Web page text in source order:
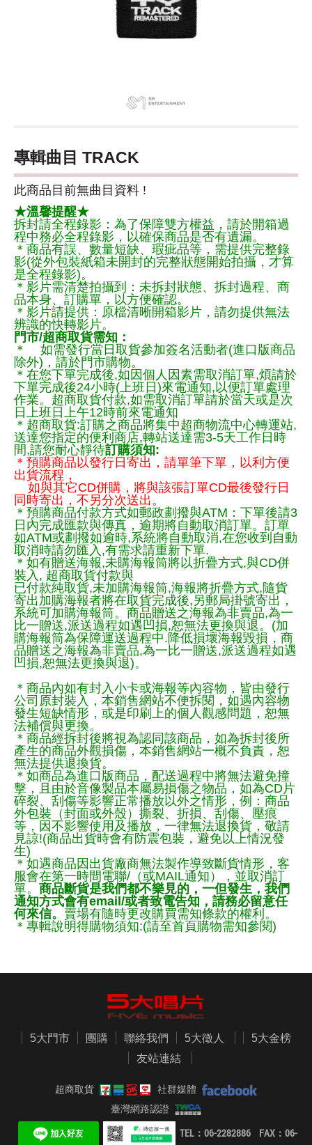
專輯曲目 TRACK
此商品目前無曲目資料 !
★溫馨提醒★
拆封請全程錄影：為了保障雙方權益，請於開箱過
程中務必全程錄影，以確保商品是否有遺漏。
＊商品有誤、數量短缺、瑕疵品等，需提供完整錄
影(從外包裝紙箱未開封的完整狀態開始拍攝，才算
是全程錄影)。
＊影片需清楚拍攝到：未拆封狀態、拆封過程、商
品本身、訂購單，以方便確認。
＊影片請提供：原檔清晰開箱影片，請勿提供無法
辨識的快轉影片。
門市/超商取貨需知：
＊ 如需發行當日取貨參加簽名活動者(進口版商品
除外)，請於門市購物。
＊在您下單完成後,如因個人因素需取消訂單,煩請於
下單完成後24小時(上班日)來電通知,以便訂單處理
作業。超商取貨付款,如需取消訂單請於當天或是次
日上班日上午12時前來電通知
＊超商取貨:訂購之商品將集中超商物流中心轉運站,
送達您指定的便利商店,轉站送達需3-5天工作日時
間,請您耐心靜待訂購須知:
＊預購商品以發行日寄出，請單筆下單，以利方便
出貨流程，
如與其它CD併購，將與該張訂單CD最後發行日
同時寄出，不另分次送出。
＊預購商品付款方式如郵政劃撥與ATM：下單後請3
日內完成匯款與傳真，逾期將自動取消訂單。訂單
如ATM或劃撥如逾時,系統將自動取消,在您收到自動
取消時請勿匯入,有需求請重新下單.
＊如有贈送海報,未購海報筒將以折疊方式,與CD併
裝入, 超商取貨付款與
已付款純取貨,未加購海報筒,海報將折疊方式,隨貨
寄出加購海報者將在取貨完成後,另郵局掛號寄出，
系統可加購海報筒。商品贈送之海報為非賣品,為一
比一贈送,派送過程如遇凹損,恕無法更換與退。(加
購海報筒為保障運送過程中.降低損壞海報毀損，商
品贈送之海報為非賣品,為一比一贈送,派送過程如遇
凹損,恕無法更換與退)。
＊商品內如有封入小卡或海報等內容物，皆由發行
公司原封裝入，本銷售網站不便拆閱，如遇內容物
發生短缺情形，或是印刷上的個人觀感問題，恕無
法補償與更換。
＊商品經拆封後將視為認同該商品，如為拆封後所
產生的商品外觀損傷，本銷售網站一概不負責，恕
無法提供退換貨。
＊如商品為進口版商品，配送過程中將無法避免撞
擊，且由於音像製品本屬易損傷之物品，如為CD片
碎裂、刮傷等影響正常播放以外之情形，例：商品
外包裝（封面或外殼）撕裂、折損、刮傷、壓痕
等，因不影響使用及播放，一律無法退換貨，敬請
見諒!(商品出貨時會有防震包裝，避免以上情況發
生)
＊如遇商品因出貨廠商無法製作導致斷貨情形，客
服會在第一時間電聯/（或MAIL通知），並取消訂
單。 商品斷貨是我們都不樂見的，一但發生，我們
通知方式會有email/或者致電告知，請務必留意任
何來信。 賣場有隨時更改購買需知條款的權利。
＊專輯說明得購物須知:(請至首頁購物需知參閱)
5大門市 團購 聯絡我們 5大徵人
5大金榜
友站連結
超商取貨
社群媒體
臺灣網路認證
TEL：06-2282886 FAX：06-